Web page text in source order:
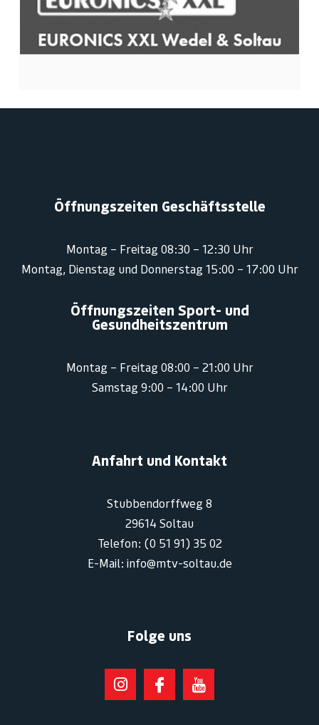
Öffnungszeiten Geschäftsstelle
Montag – Freitag 08:30 – 12:30 Uhr
Montag, Dienstag und Donnerstag 15:00 – 17:00 Uhr
Öffnungszeiten Sport- und
Gesundheitszentrum
Montag – Freitag 08:00 – 21:00 Uhr
Samstag 9:00 – 14:00 Uhr
Anfahrt und Kontakt
Stubbendorffweg 8
29614 Soltau
Telefon: (0 51 91) 35 02
E-Mail: info@mtv-soltau.de
Folge uns